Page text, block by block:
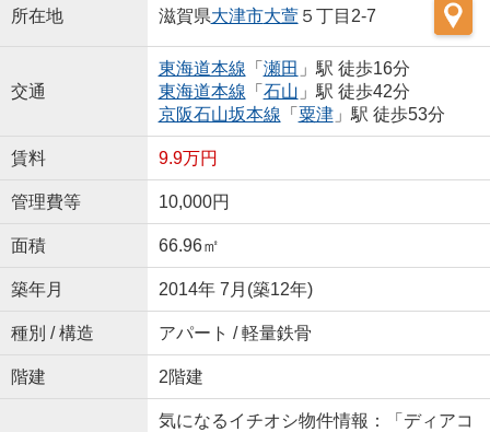
所在地 滋賀県大津市大萱５丁目2-7
交通
東海道本線 「 瀬田 」駅 徒歩16分
東海道本線 「 石山 」駅 徒歩42分
京阪石山坂本線 「 粟津」駅 徒歩53分
賃料 9.9万円
管理費等 10,000円
面積 66.96㎡
築年月 2014年 7月(築12年)
種別 / 構造 アパート / 軽量鉄骨
階建 2階建
気になるイチオシ物件情報：「ディアコ